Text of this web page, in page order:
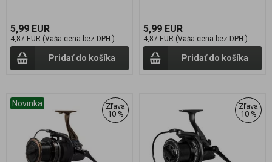
5,99 EUR
4,87 EUR (Vaša cena bez DPH:)
Pridať do košíka
5,99 EUR
4,87 EUR (Vaša cena bez DPH:)
Pridať do košíka
Novinka
Zľava
10 %
Zľava
10 %